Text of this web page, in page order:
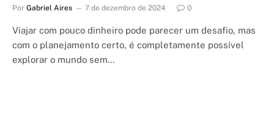
Por Gabriel Aires 7 de dezembro de 2024 0
Viajar com pouco dinheiro pode parecer um desafio, mas
com o planejamento certo, é completamente possível
explorar o mundo sem…